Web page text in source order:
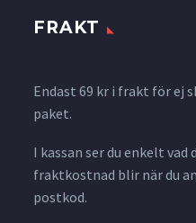
FRAKT
Endast 69 kr i frakt för ej
paket.
I kassan ser du enkelt vad
fraktkostnad blir när du
postkod.